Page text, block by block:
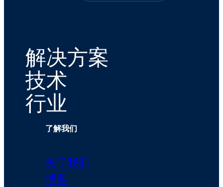
解决方案
技术
行业
了解我们
关于我们
博客